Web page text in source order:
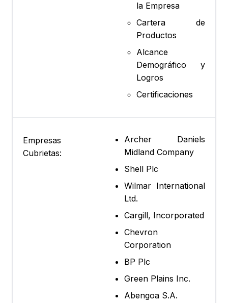
la Empresa
Cartera de
Productos
Alcance
Demográfico y
Logros
Certificaciones
Empresas
Cubrietas:
Archer Daniels
Midland Company
Shell Plc
Wilmar International
Ltd.
Cargill, Incorporated
Chevron
Corporation
BP Plc
Green Plains Inc.
Abengoa S.A.